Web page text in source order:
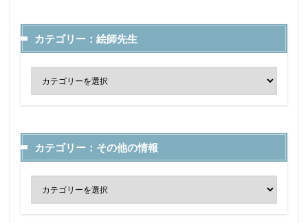
カテゴリー：絵師先生
カテゴリー：その他の情報